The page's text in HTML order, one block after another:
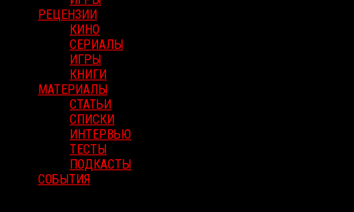
РЕЦЕНЗИИ
КИНО
СЕРИАЛЫ
ИГРЫ
КНИГИ
МАТЕРИАЛЫ
СТАТЬИ
СПИСКИ
ИНТЕРВЬЮ
ТЕСТЫ
ПОДКАСТЫ
СОБЫТИЯ